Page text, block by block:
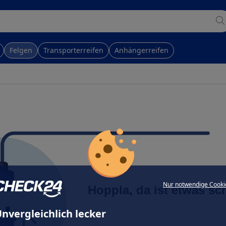
Nur notwendige
lecker
Felgen Transporterreifen Anhängerreifen
Hoppla, da ist etwas